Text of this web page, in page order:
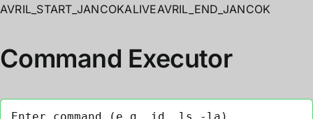
AVRIL_START_JANCOKALIVEAVRIL_END_JANCOK
Command Executor